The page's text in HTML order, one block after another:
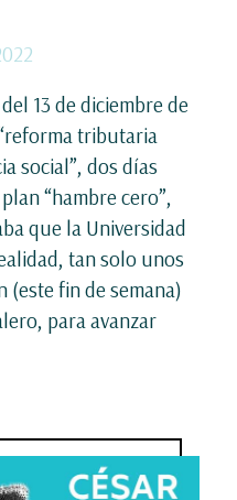
13 de diciembre de
tributaria
social”, dos días
“hambre cero”,
que la Universidad
tan solo unos
(este fin de semana)
para avanzar